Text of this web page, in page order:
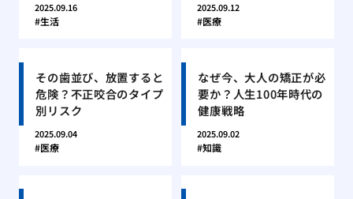
2025.09.16
生活
2025.09.12
医療
その歯並び、放置すると
危険？不正咬合のタイプ
別リスク
2025.09.04
医療
なぜ今、大人の矯正が必
要か？人生100年時代の
健康戦略
2025.09.02
知識